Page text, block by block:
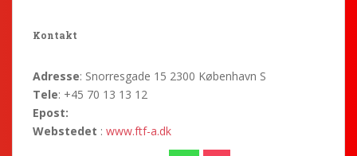
Kontakt
Adresse: Snorresgade 15 2300 København S
Tele: +45 70 13 13 12
Epost:
Webstedet : www.ftf-a.dk